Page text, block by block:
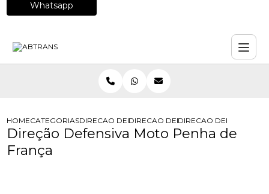
Whatsapp
HOMECATEGORIASDIRECAO DEFENSIVADIRECAO DEFENSIVA CURSO
DIRECAO DEFENSIVA
Direção Defensiva Moto Penha de
França